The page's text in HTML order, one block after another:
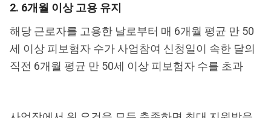
2. 6개월 이상 고용 유지
해당 근로자를 고용한 날로부터 매 6개월 평균 만 50
세 이상 피보험자 수가 사업참여 신청일이 속한 달의
직전 6개월 평균 만 50세 이상 피보험자 수를 초과